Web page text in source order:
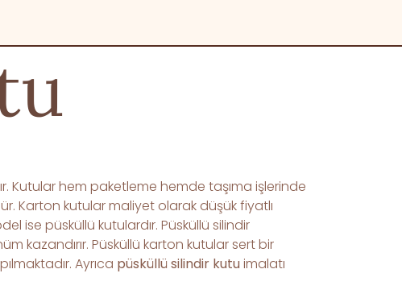
Kutular hem paketleme hemde taşıma işlerinde
Karton kutular maliyet olarak düşük fiyatlı
ise püsküllü kutulardır. Püsküllü silindir
kazandırır. Püsküllü karton kutular sert bir
Ayrıca püsküllü silindir kutuimalatı